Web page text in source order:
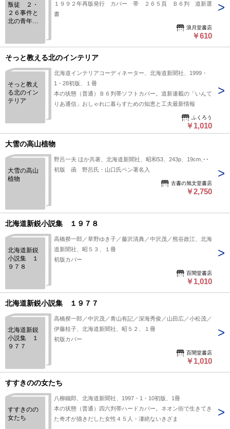
叛徒 ２・
２６事件と
北の青年将
１９９２年再版発行 カバー 帯 ２６５頁 Ｂ６判 道新選
書
浪月堂書店
￥610
そっと教える北のインテリア
そっと教え
る北のイン
テリア
北海道インテリアコーディネーター、北海道新聞社、1999・
1・28初版、１冊
本の状態（普通）Ｂ６判帯ソフトカバー。道新連載の「いんて
りあ通信」おしゃれに暮らすための知恵と工夫最新情報
ふくろう
￥1,010
大雪の高山植物
大雪の高山
植物
野呂一夫 ほか共著、北海道新聞社、昭和53、243p、19cm、1
初版 函 野呂氏・山口氏ペン署名入
古書の旭文堂書店
￥2,750
北海道新鋭小説集 １９７８
北海道新鋭
小説集 １
９７８
高橋揆一郎／草野ゆき子／藤沢清典／中沢茂／熊谷政江、北海
道新聞社、昭５３、１冊
初版カバー
百間堂書店
￥1,010
北海道新鋭小説集 １９７７
北海道新鋭
小説集 １
９７７
高橋揆一郎／中沢茂／青山有記／深海秀俊／山田広／小松茂／
伊藤桂子、北海道新聞社、昭５２、１冊
初版カバー
百間堂書店
￥1,010
すすきのの女たち
すすきのの
女たち
八柳鐵郎、北海道新聞社、1997・1・10初版、1冊
本の状態（普通）四六判帯ハードカバー。ネオン街で生きてき
た奇才が描きだした女性４５人・凄絶ないきざま